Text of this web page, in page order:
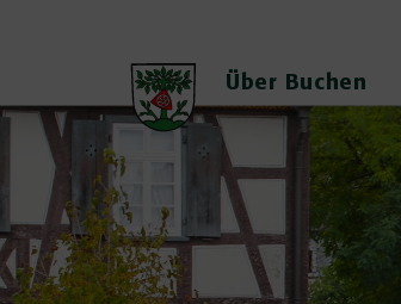
Über Buchen